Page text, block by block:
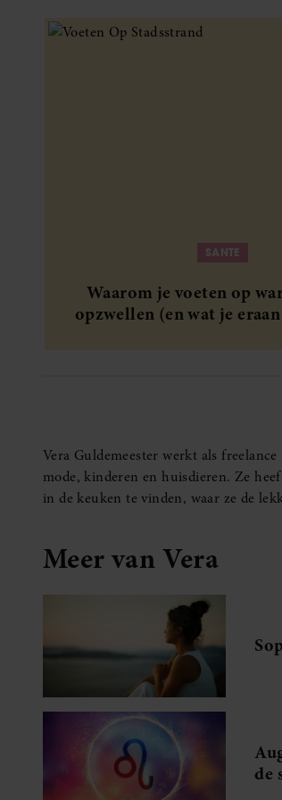
SANTE
Waarom je voeten op
opzwellen (en wat je
Vera Guldemeester werkt als
mode, kinderen en huisdieren. Ze
in de keuken te vinden, waar ze de
Meer van Vera
de